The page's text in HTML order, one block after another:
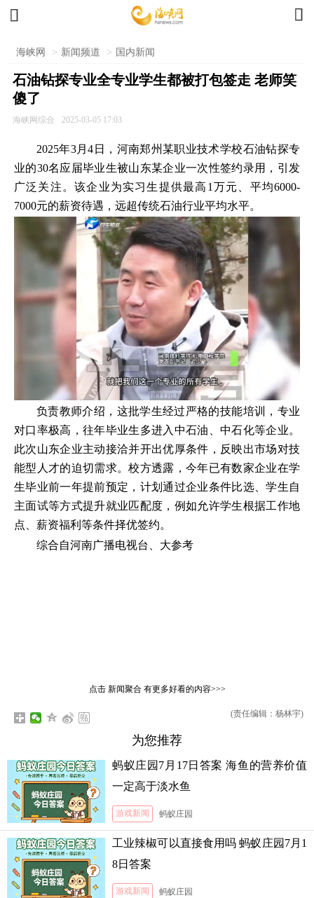
 
海峡网 > 新闻频道 > 国内新闻
石油钻探专业全专业学生都被打包签走 老师笑
傻了
海峡网综合 2025-03-05 17:03
2025年3月4日，河南郑州某职业技术学校石油钻探专
业的30名应届毕业生被山东某企业一次性签约录用，引发
广泛关注。该企业为实习生提供最高1万元、平均6000-
7000元的薪资待遇，远超传统石油行业平均水平。
负责教师介绍，这批学生经过严格的技能培训，专业
对口率极高，往年毕业生多进入中石油、中石化等企业。
此次山东企业主动接洽并开出优厚条件，反映出市场对技
能型人才的迫切需求。校方透露，今年已有数家企业在学
生毕业前一年提前预定，计划通过企业条件比选、学生自
主面试等方式提升就业匹配度，例如允许学生根据工作地
点、薪资福利等条件择优签约。
综合自河南广播电视台、大参考
点击 新闻聚合有更多好看的内容>>>
(责任编辑：杨林宇)
为您推荐
蚂蚁庄园7月17日答案 海鱼的营养价值
一定高于淡水鱼
游戏新闻 蚂蚁庄园
工业辣椒可以直接食用吗 蚂蚁庄园7月1
8日答案
游戏新闻 蚂蚁庄园